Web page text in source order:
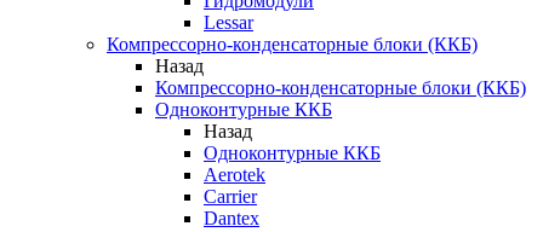
Lessar
Компрессорно-конденсаторные блоки (ККБ)
Назад
Компрессорно-конденсаторные блоки (ККБ)
Одноконтурные ККБ
Назад
Одноконтурные ККБ
Aerotek
Carrier
Dantex